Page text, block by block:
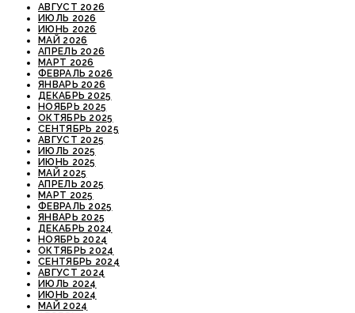
АВГУСТ 2026
ИЮЛЬ 2026
ИЮНЬ 2026
МАЙ 2026
АПРЕЛЬ 2026
МАРТ 2026
ФЕВРАЛЬ 2026
ЯНВАРЬ 2026
ДЕКАБРЬ 2025
НОЯБРЬ 2025
ОКТЯБРЬ 2025
СЕНТЯБРЬ 2025
АВГУСТ 2025
ИЮЛЬ 2025
ИЮНЬ 2025
МАЙ 2025
АПРЕЛЬ 2025
МАРТ 2025
ФЕВРАЛЬ 2025
ЯНВАРЬ 2025
ДЕКАБРЬ 2024
НОЯБРЬ 2024
ОКТЯБРЬ 2024
СЕНТЯБРЬ 2024
АВГУСТ 2024
ИЮЛЬ 2024
ИЮНЬ 2024
МАЙ 2024